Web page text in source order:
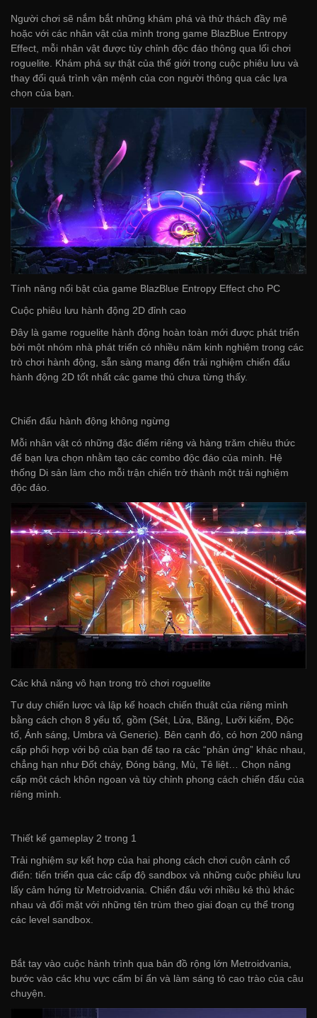
Người chơi sẽ nắm bắt những khám phá và thử thách đầy mê
hoặc với các nhân vật của mình trong game BlazBlue Entropy
Effect, mỗi nhân vật được tùy chỉnh độc đáo thông qua lối chơi
roguelite. Khám phá sự thật của thế giới trong cuộc phiêu lưu và
thay đổi quá trình vận mệnh của con người thông qua các lựa
chọn của bạn.
Tính năng nổi bật của game BlazBlue Entropy Effect cho PC
Cuộc phiêu lưu hành động 2D đỉnh cao
Đây là game roguelite hành động hoàn toàn mới được phát triển
bởi một nhóm nhà phát triển có nhiều năm kinh nghiệm trong các
trò chơi hành động, sẵn sàng mang đến trải nghiệm chiến đấu
hành động 2D tốt nhất các game thủ chưa từng thấy.
Chiến đấu hành động không ngừng
Mỗi nhân vật có những đặc điểm riêng và hàng trăm chiêu thức
để bạn lựa chọn nhằm tạo các combo độc đáo của mình. Hệ
thống Di sản làm cho mỗi trận chiến trở thành một trải nghiệm
độc đáo.
Các khả năng vô hạn trong trò chơi roguelite
Tư duy chiến lược và lập kế hoạch chiến thuật của riêng mình
bằng cách chọn 8 yếu tố, gồm (Sét, Lửa, Băng, Lưỡi kiếm, Độc
tố, Ánh sáng, Umbra và Generic). Bên cạnh đó, có hơn 200 nâng
cấp phối hợp với bộ của bạn để tạo ra các “phản ứng” khác nhau,
chẳng hạn như Đốt cháy, Đóng băng, Mù, Tê liệt… Chọn nâng
cấp một cách khôn ngoan và tùy chỉnh phong cách chiến đấu của
riêng mình.
Thiết kế gameplay 2 trong 1
Trải nghiệm sự kết hợp của hai phong cách chơi cuộn cảnh cổ
điển: tiến triển qua các cấp độ sandbox và những cuộc phiêu lưu
lấy cảm hứng từ Metroidvania. Chiến đấu với nhiều kẻ thù khác
nhau và đối mặt với những tên trùm theo giai đoạn cụ thể trong
các level sandbox.
Bắt tay vào cuộc hành trình qua bản đồ rộng lớn Metroidvania,
bước vào các khu vực cấm bí ẩn và làm sáng tỏ cao trào của câu
chuyện.